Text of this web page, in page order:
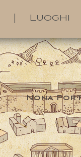
Luoghi
Nona